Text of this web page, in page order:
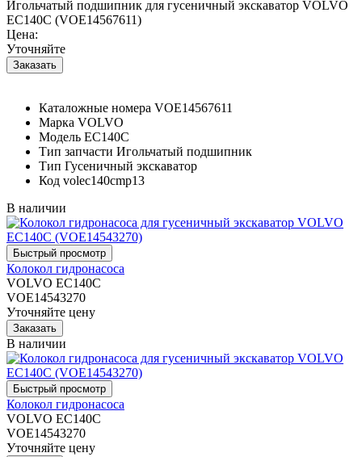
Игольчатый подшипник для гусеничный экскаватор VOLVO
EC140C (VOE14567611)
Цена:
Уточняйте
Каталожные номера VOE14567611
Марка VOLVO
Модель EC140C
Тип запчасти Игольчатый подшипник
Тип Гусеничный экскаватор
Код volec140cmp13
В наличии
Колокол гидронасоса
VOLVO EC140C
VOE14543270
Уточняйте цену
В наличии
Колокол гидронасоса
VOLVO EC140C
VOE14543270
Уточняйте цену